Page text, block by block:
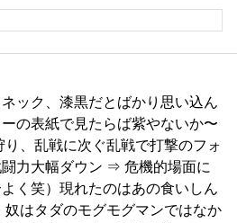
ック、漆黒だとばかり思い込ん
の表紙で見たらば紫やないか〜
り、乱戦に次ぐ乱戦で打撃のフォ
力大幅ダウン ⇒ 危機的場面に
よく笑）現れたのはあの食いしん
奴はタダのモグモグマンではなか